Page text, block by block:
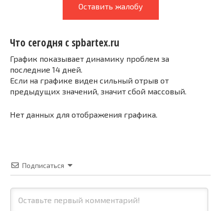
Оставить жалобу
Что сегодня с spbartex.ru
График показывает динамику проблем за
последние 14 дней.
Если на графике виден сильный отрыв от
предыдущих значений, значит сбой массовый.
Нет данных для отображения графика.
Подписаться